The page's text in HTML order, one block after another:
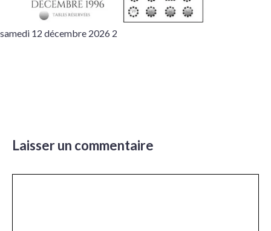
samedi 12 décembre 2026 2
Laisser un commentaire